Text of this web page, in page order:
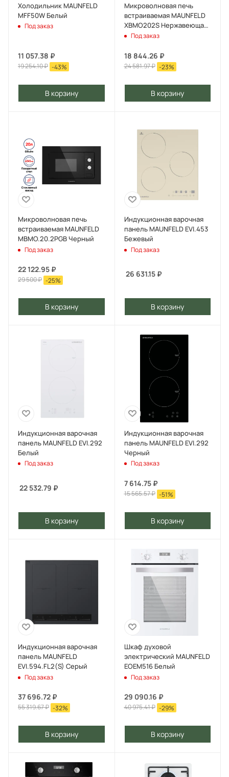
Холодильник MAUNFELD
MFF50W Белый
Под заказ
11 057.38 ₽
19 254.10₽ -43%
В корзину
Микроволновая печь
встраиваемая MAUNFELD
XBMO202S Нержавеющая
сталь
Под заказ
18 844.26 ₽
24 581.97₽ -23%
В корзину
Микроволновая печь
встраиваемая MAUNFELD
MBMO.20.2PGB Черный
Под заказ
22 122.95 ₽
29 500₽ -25%
В корзину
Индукционная варочная
панель MAUNFELD EVI.453
Бежевый
Под заказ
26 631.15₽
В корзину
Индукционная варочная
панель MAUNFELD EVI.292
Белый
Под заказ
22 532.79 ₽
В корзину
Индукционная варочная
панель MAUNFELD EVI.292
Черный
Под заказ
7 614.75₽
15 565.57₽ -51%
В корзину
Индукционная варочная
панель MAUNFELD
EVI.594.FL2(S) Серый
Под заказ
37 696.72 ₽
55 319.67₽ -32%
В корзину
Шкаф духовой
электрический MAUNFELD
EOEM516 Белый
Под заказ
29 090.16 ₽
40 975.41₽ -29%
В корзину